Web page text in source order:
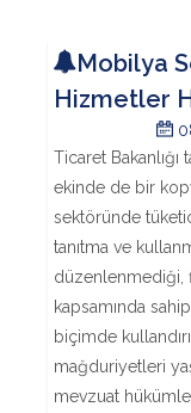
Mobilya
Hizmetler
Ticaret
ekinde de bir
sektöründe
tanıtma ve
düzenlenmediği,
kapsamında
biçimde
mağduriyetleri
mevzuat